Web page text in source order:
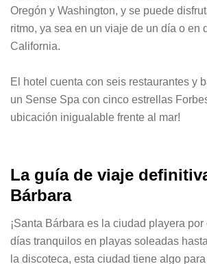
Oregón y Washington, y se puede
ritmo, ya sea en un viaje de un día o en
California.
El hotel cuenta con seis restaurantes y
un Sense Spa con cinco estrellas
ubicación inigualable frente al mar!
La guía de viaje
Bárbara
¡Santa Bárbara es la ciudad playera
días tranquilos en playas soleadas
la discoteca, esta ciudad tiene algo